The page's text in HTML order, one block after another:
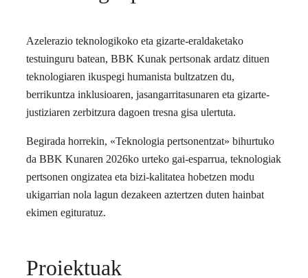
Azelerazio teknologikoko eta gizarte-eraldaketako
testuinguru batean, BBK Kunak pertsonak ardatz dituen
teknologiaren ikuspegi humanista bultzatzen du,
berrikuntza inklusioaren, jasangarritasunaren eta gizarte-
justiziaren zerbitzura dagoen tresna gisa ulertuta.
Begirada horrekin, «Teknologia pertsonentzat» bihurtuko
da BBK Kunaren 2026ko urteko gai-esparrua, teknologiak
pertsonen ongizatea eta bizi-kalitatea hobetzen modu
ukigarrian nola lagun dezakeen aztertzen duten hainbat
ekimen egituratuz.
Proiektuak